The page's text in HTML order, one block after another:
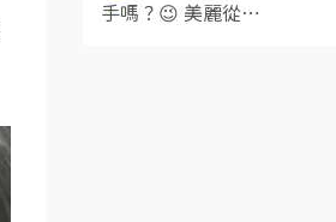
手嗎？😉 美麗從⋯